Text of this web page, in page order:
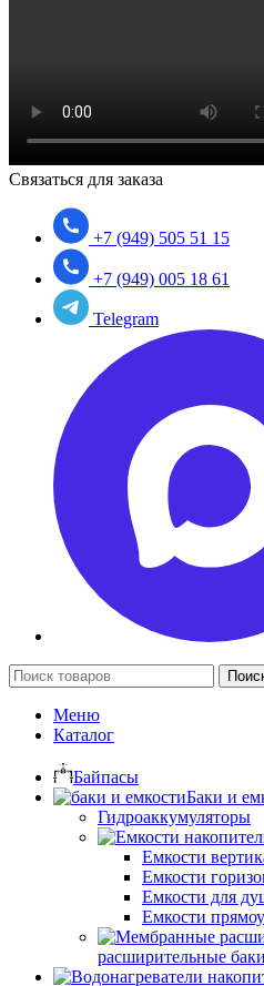
Связаться для заказа
+7 (949) 505 51 15
+7 (949) 005 18 61
Telegram
Меню
Каталог
Байпасы
Баки и
Гидроаккумуляторы
Емкости
Емкости
Емкости для
Емкости
расширительные баки